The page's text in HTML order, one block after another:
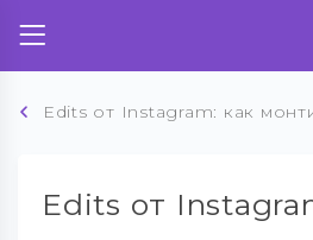
Edits от Instagram: как
Edits от